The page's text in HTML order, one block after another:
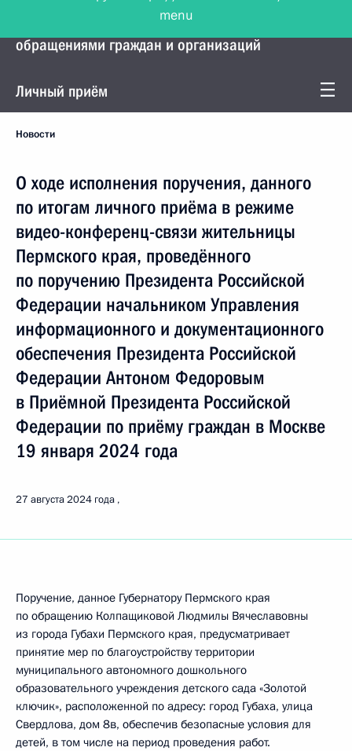
Управление Президента по работе с
обращениями граждан и организаций
Личный приём
Новости
О ходе исполнения поручения, данного
по итогам личного приёма в режиме
видео-конференц-связи жительницы
Пермского края, проведённого
по поручению Президента Российской
Федерации начальником Управления
информационного и документационного
обеспечения Президента Российской
Федерации Антоном Федоровым
в Приёмной Президента Российской
Федерации по приёму граждан в Москве
19 января 2024 года
27 августа 2024 года
Поручение, данное Губернатору Пермского края
по обращению Колпащиковой Людмилы Вячеславовны
из города Губахи Пермского края, предусматривает
принятие мер по благоустройству территории
муниципального автономного дошкольного
образовательного учреждения детского сада «Золотой
ключик», расположенной по адресу: город Губаха, улица
Свердлова, дом 8в, обеспечив безопасные условия для
детей, в том числе на период проведения работ.
menu